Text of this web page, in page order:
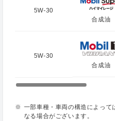
5W-30
合成油
5W-30
合成油
一部車種・車両の構造によっ
なる場合がございます。